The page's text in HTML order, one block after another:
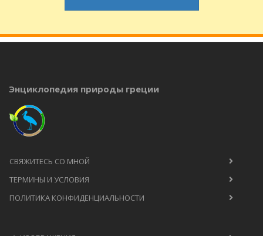
Энциклопедия природы греции
СВЯЖИТЕСЬ СО МНОЙ
ТЕРМИНЫ И УСЛОВИЯ
ПОЛИТИКА КОНФИДЕНЦИАЛЬНОСТИ